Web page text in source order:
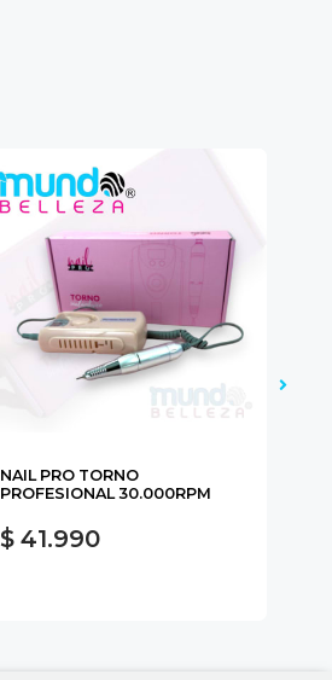
NAIL PRO TORNO
PROFESIONAL 30.000RPM
$ 41.990